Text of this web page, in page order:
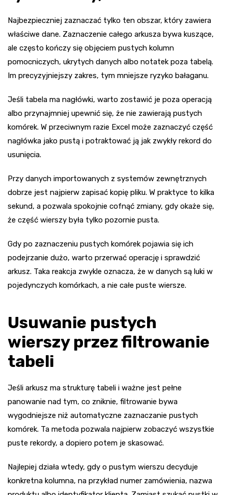
Najbezpieczniej zaznaczać tylko ten obszar, który zawiera
właściwe dane. Zaznaczenie całego arkusza bywa kuszące,
ale często kończy się objęciem pustych kolumn
pomocniczych, ukrytych danych albo notatek poza tabelą.
Im precyzyjniejszy zakres, tym mniejsze ryzyko bałaganu.
Jeśli tabela ma nagłówki, warto zostawić je poza operacją
albo przynajmniej upewnić się, że nie zawierają pustych
komórek. W przeciwnym razie Excel może zaznaczyć część
nagłówka jako pustą i potraktować ją jak zwykły rekord do
usunięcia.
Przy danych importowanych z systemów zewnętrznych
dobrze jest najpierw zapisać kopię pliku. W praktyce to kilka
sekund, a pozwala spokojnie cofnąć zmiany, gdy okaże się,
że część wierszy była tylko pozornie pusta.
Gdy po zaznaczeniu pustych komórek pojawia się ich
podejrzanie dużo, warto przerwać operację i sprawdzić
arkusz. Taka reakcja zwykle oznacza, że w danych są luki w
pojedynczych komórkach, a nie całe puste wiersze.
Usuwanie pustych
wierszy przez filtrowanie
tabeli
Jeśli arkusz ma strukturę tabeli i ważne jest pełne
panowanie nad tym, co zniknie, filtrowanie bywa
wygodniejsze niż automatyczne zaznaczanie pustych
komórek. Ta metoda pozwala najpierw zobaczyć wszystkie
puste rekordy, a dopiero potem je skasować.
Najlepiej działa wtedy, gdy o pustym wierszu decyduje
konkretna kolumna, na przykład numer zamówienia, nazwa